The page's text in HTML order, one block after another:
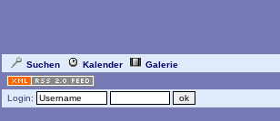
Suchen Kalender Galerie
Login: